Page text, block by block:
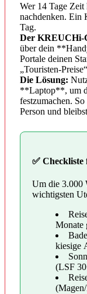
Wer 14 Tage Zeit
nachdenken. Ein
Tag.
Der KREUCHi-
über dein
Portale deinen
„Touristen-
Die Lösung:
**Laptop**, um
festzumachen.
Person und
✅
Um die 3.000
wichtigsten
Monate
kiesige
(LSF